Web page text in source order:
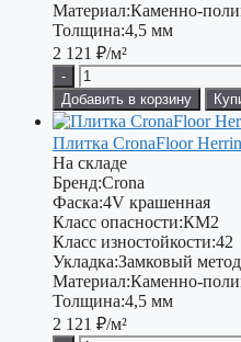
Материал:Каменно-
Толщина:4,5 мм
2 121 ₽/м²
-
Добавить в корзину
Плитка CronaFloor
На складе
Бренд:Crona
Фаска:4V крашенная
Класс опасности:КМ2
Класс изностойкости:42
Укладка:Замковый
Материал:Каменно-
Толщина:4,5 мм
2 121 ₽/м²